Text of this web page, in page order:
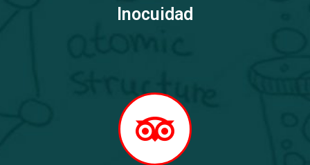
Inocuidad